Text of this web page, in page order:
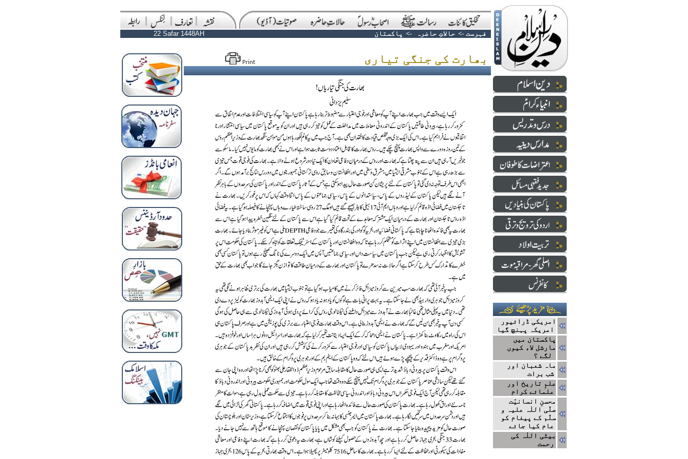
22 Safar 1448AH فہرست ->حالاتِ حاضرہ -> پاکستان
امریکی ڈرائیور
امریکہ پہنچ گیا
پاکستان میں
مارشل لاء کیوں
ماہ شعبان اور
شب برات
علمِ تاریخ اور
علمائے کرام
محسنِ انسانیّت
صلّی اللٰہ علیہ و
سلّم کے پیغام کو
عام کیا جائے
بیٹی اللٰہ کی
رحمت